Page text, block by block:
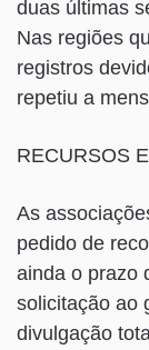
duas últimas
Nas regiões
registros
repetiu a
RECURSOS
As
pedido de
ainda o prazo
solicitação ao
divulgação